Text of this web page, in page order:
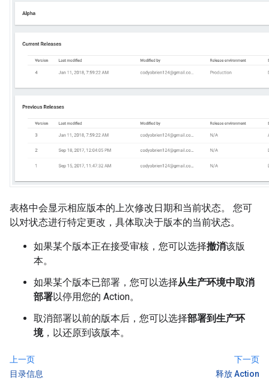
表格中会显示相应版本的上次修改日期和当前状态。 您可
以对状态进行特定更改，具体取决于版本的当前状态。
如果某个版本正在接受审核，您可以选择撤消该版
本。
如果某个版本已部署，您可以选择从生产环境中取消
部署以停用您的 Action。
取消部署以前的版本后，您可以选择部署到生产环
境，以还原到该版本。
上一页
目录信息
下一页
释放 Action